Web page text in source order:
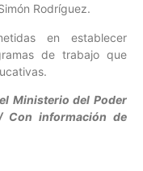
Rodríguez.
en establecer
de trabajo que
Ministerio del Poder
Con información de